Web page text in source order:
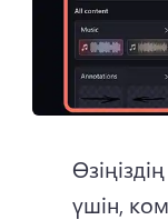
үшін,